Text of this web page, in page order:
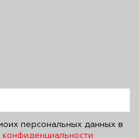
персональных данных в
конфиденциальности